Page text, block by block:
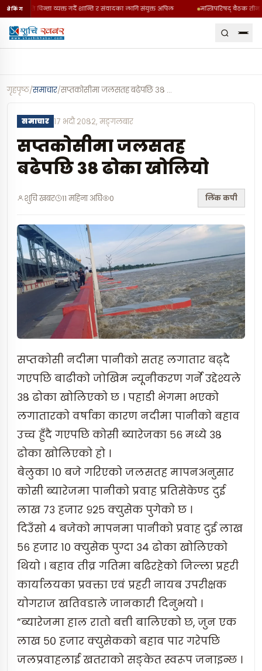
ब्रेकिंग
घटनाप्रति चिन्ता व्यक्त गर्दै शान्ति र संवादका लागि संयुक्त अपिल मन्त्रिपरिषद् बैठक तीन
गृहपृष्ठ/समाचार/ सप्तकोसीमा जलसतह बढेपछि ३८ ढोका खोलियो
समाचार १७ भदौ २०८२, मङ्गलबार
सप्तकोसीमा जलसतह
बढेपछि ३८ ढोका खोलियो
शुचि खबर 11 महिना अघि 0 लिंक कपी
सप्तकोसी नदीमा पानीको सतह लगातार बढ्दै
गएपछि बाढीको जोखिम न्यूनीकरण गर्ने उद्देश्यले
३८ ढोका खोलिएको छ । पहाडी भेगमा भएको
लगातारको वर्षाका कारण नदीमा पानीको बहाव
उच्च हुँदै गएपछि कोसी ब्यारेजका ५६ मध्ये ३८
ढोका खोलिएको हो ।
बेलुका १० बजे गरिएको जलसतह मापनअनुसार
कोसी ब्यारेजमा पानीको प्रवाह प्रतिसेकेण्ड दुई
लाख ७३ हजार ९२५ क्युसेक पुगेको छ ।
दिउँसो ४ बजेको मापनमा पानीको प्रवाह दुई लाख
५६ हजार १० क्युसेक पुग्दा ३४ ढोका खोलिएको
थियो । बहाव तीव्र गतिमा बढिरहेको जिल्ला प्रहरी
कार्यालयका प्रवक्ता एवं प्रहरी नायब उपरीक्षक
योगराज खतिवडाले जानकारी दिनुभयो ।
“ब्यारेजमा हाल रातो बत्ती बालिएको छ, जुन एक
लाख ५० हजार क्युसेकको बहाव पार गरेपछि
जलप्रवाहलाई खतराको सङ्केत स्वरूप जनाइन्छ ।